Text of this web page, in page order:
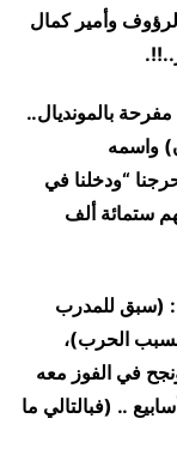
وأمير كمال
بالمونديال..
واسمه
“ودخلنا في
ستمائة ألف
(سبق للمدرب
بسبب الحرب)،
في الفوز معه
.. (فبالتالي ما